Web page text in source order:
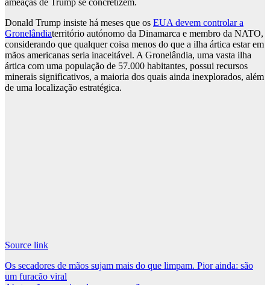
ameaças de Trump se concretizem.
Donald Trump insiste há meses que os EUA devem controlar a
Gronelândiaterritório autónomo da Dinamarca e membro da NATO,
considerando que qualquer coisa menos do que a ilha ártica estar em
mãos americanas seria inaceitável. A Gronelândia, uma vasta ilha
ártica com uma população de 57.000 habitantes, possui recursos
minerais significativos, a maioria dos quais ainda inexplorados, além
de uma localização estratégica.
Source link
Post
Os secadores de mãos sujam mais do que limpam. Pior ainda: são
um furacão viral